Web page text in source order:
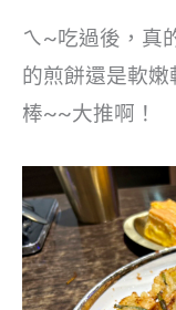
ㄟ~吃過後，真
的煎餅還是軟
棒~~大推啊！